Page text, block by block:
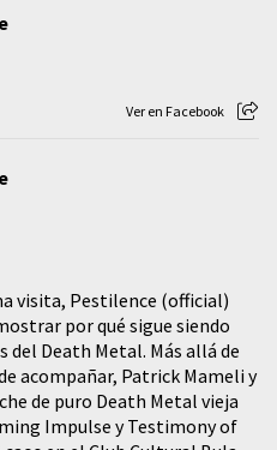
Ver en Facebook
visita, Pestilence (official)
por qué sigue siendo
del Death Metal. Más allá de
acompañar, Patrick Mameli y
de puro Death Metal vieja
Impulse y Testimony of